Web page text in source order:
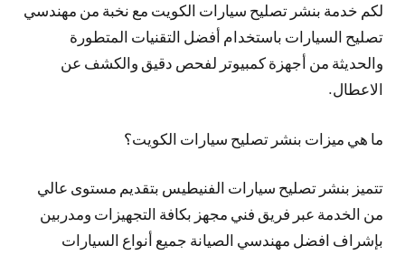
لكم خدمة بنشر تصليح سيارات الكويت مع نخبة من مهندسي
تصليح السيارات باستخدام أفضل التقنيات المتطورة
والحديثة من أجهزة كمبيوتر لفحص دقيق والكشف عن
الاعطال.
ما هي ميزات بنشر تصليح سيارات الكويت؟
تتميز بنشر تصليح سيارات الفنيطيس بتقديم مستوى عالي
من الخدمة عبر فريق فني مجهز بكافة التجهيزات ومدربين
بإشراف افضل مهندسي الصيانة جميع أنواع السيارات